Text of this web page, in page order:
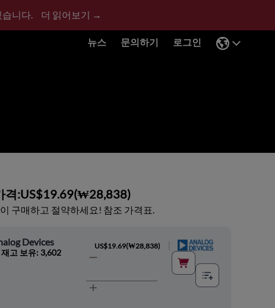
니다. 더 읽어보기 →
뉴스 문의하기 로그인
격:US$19.69(₩28,838)
구매하고 절약하세요! 참조 가격표.
Devices
재고 보유: 3,602
US$19.69(₩28,838)